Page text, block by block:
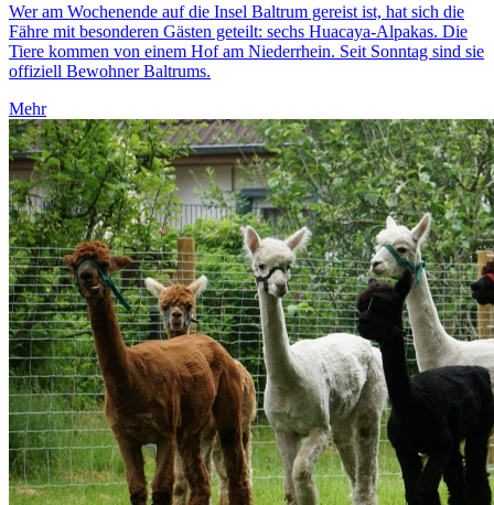
Wer am Wochenende auf die Insel Baltrum gereist ist, hat sich die
Fähre mit besonderen Gästen geteilt: sechs Huacaya-Alpakas. Die
Tiere kommen von einem Hof am Niederrhein. Seit Sonntag sind sie
offiziell Bewohner Baltrums.
Mehr